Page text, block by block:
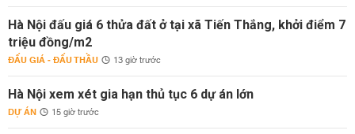
Hà Nội đấu giá 6 thửa đất ở tại xã Tiến Thắng, khởi điểm 7
triệu đồng/m2
ĐẤU GIÁ - ĐẤU THẦU 13 giờ trước
Hà Nội xem xét gia hạn thủ tục 6 dự án lớn
DỰ ÁN 15 giờ trước